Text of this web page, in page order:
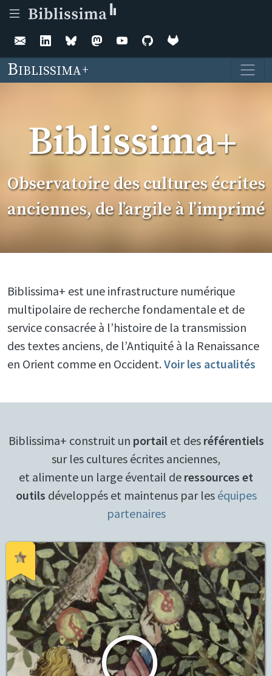
Biblissima
Biblissima
Observatoire des cultures écrites
anciennes, de l’argile à l’imprimé
Biblissima+ est une infrastructure numérique
multipolaire de recherche fondamentale et de
service consacrée à l’histoire de la transmission
des textes anciens, de l’Antiquité à la Renaissance
en Orient comme en Occident.Voir les actualités
Biblissima+ construit un portailet des référentiels
sur les cultures écrites anciennes,
et alimente un large éventail de ressources et
outils développés et maintenus par les équipes
partenaires